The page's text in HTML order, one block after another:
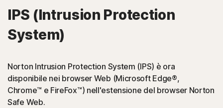
IPS (Intrusion Protection
System)
Norton Intrusion Protection System (IPS) è ora
disponibile nei browser Web (Microsoft Edge®,
Chrome™ e FireFox™) nell'estensione del browser Norton
Safe Web.